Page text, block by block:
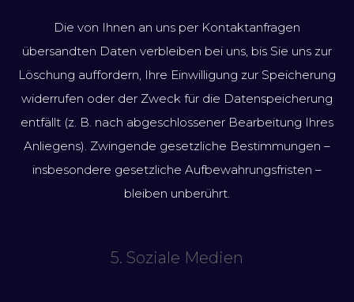
Die von Ihnen an uns per Kontaktanfragen
übersandten Daten verbleiben bei uns, bis Sie uns zur
Löschung auffordern, Ihre Einwilligung zur Speicherung
widerrufen oder der Zweck für die Datenspeicherung
entfällt (z. B. nach abgeschlossener Bearbeitung Ihres
Anliegens). Zwingende gesetzliche Bestimmungen –
insbesondere gesetzliche Aufbewahrungsfristen –
bleiben unberührt.
5. Soziale Medien